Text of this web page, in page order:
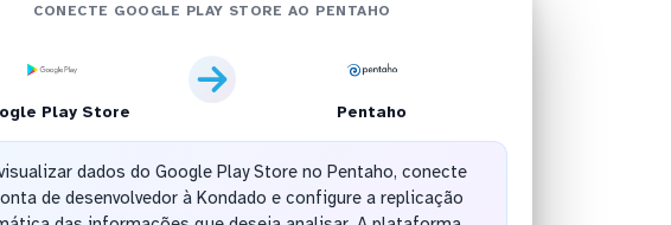
CONECTE GOOGLE PLAY STORE AO PENTAHO
Play Store Pentaho
dados do Google Play Store no Pentaho, conecte
de desenvolvedor à Kondado e configure a replicação